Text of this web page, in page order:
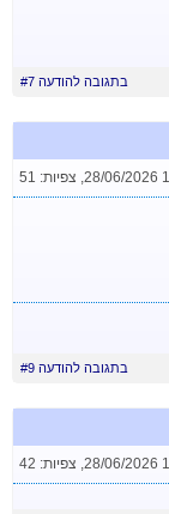
בתגובה להודעה #7
28/06/2026
, צפיות: 51
בתגובה להודעה #9
28/06/2026
, צפיות: 42